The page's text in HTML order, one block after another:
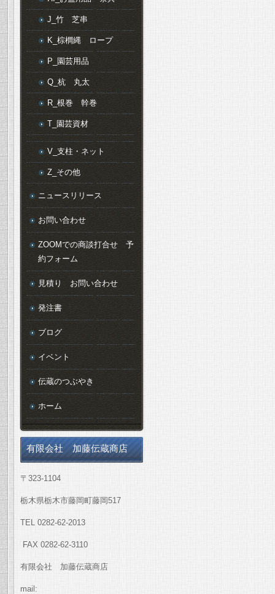
J_竹 芝串
K_棕櫚縄 ロープ
P_園芸用品
Q_杭 丸太
R_根巻 幹巻
T_園芸資材
V_支柱・ネット
Z_その他
ニュースリリース
お問い合わせ
ZOOMでの商談打合せ 予
約フォーム
見積り お問い合わせ
発注書
ブログ
イベント
伝蔵のつぶやき
ホーム
有限会社 加藤伝蔵商店
〒323-1104
栃木県栃木市藤岡町藤岡517
TEL 0282-62-2013
FAX 0282-62-3110
有限会社 加藤伝蔵商店
mail: